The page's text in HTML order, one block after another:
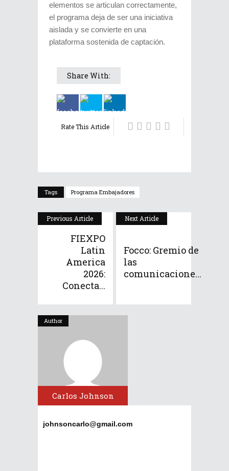
elementos se articulan correctamente,
el programa deja de ser una iniciativa
aislada y se convierte en una
plataforma sostenida de captación.
Share With:
Rate This Article
Tags Programa Embajadores
Previous Article
FIEXPO
Latin
America
2026:
Conecta...
Next Article
Focco: Gremio de
las
comunicacione...
Author
Carlos Johnson
johnsoncarlo@gmail.com